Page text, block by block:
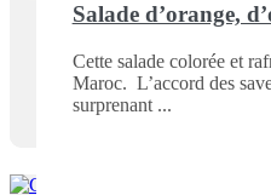
Salade d’orange,
Cette salade colorée et
Maroc. L’accord des
surprenant